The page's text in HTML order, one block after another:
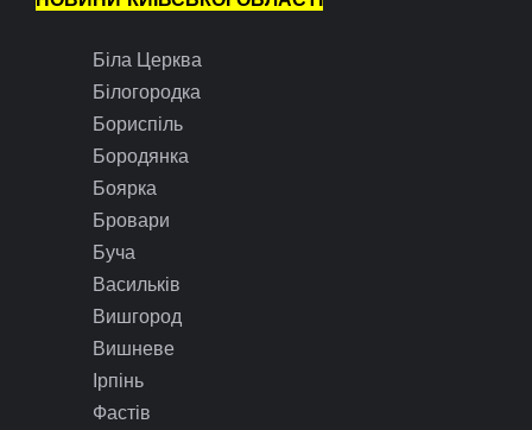
Біла Церква
Білогородка
Бориспіль
Бородянка
Боярка
Бровари
Буча
Васильків
Вишгород
Вишневе
Ірпінь
Фастів